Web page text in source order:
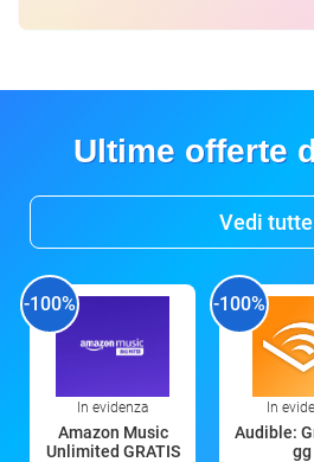
Ultime offerte
Vedi tutte
-100%
In evidenza
Amazon Music
Unlimited GRATIS
-100%
In
Audible:
gg